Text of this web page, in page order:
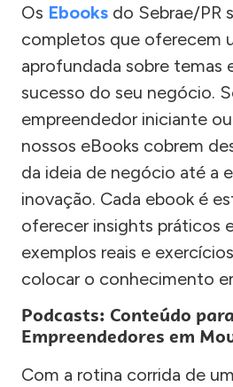
Os Ebooks do Sebrae/PR
completos que oferecem
aprofundada sobre temas
sucesso do seu negócio.
empreendedor iniciante
nossos eBooks cobrem
da ideia de negócio até a
inovação. Cada ebook é
oferecer insights práticos
exemplos reais e
colocar o conhecimento
Podcasts: Conteúdo para
Empreendedores em
Com a rotina corrida de